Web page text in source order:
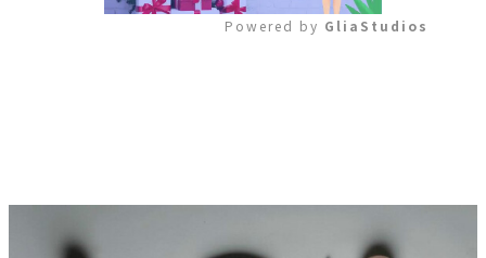
Powered by GliaStudios